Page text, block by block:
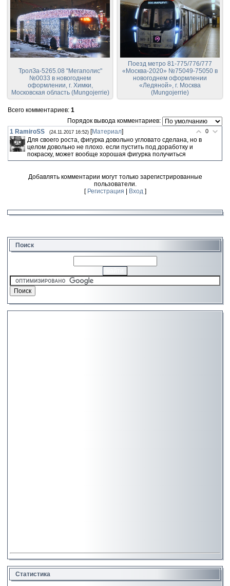
ТролЗа-5265.08 "Мегаполис"
№0033 в новогоднем
оформлении, г. Химки,
Московская область (Mungojerrie)
Поезд метро 81-775/776/777
«Москва-2020» №75049-75050 в
новогоднем оформлении
«Ледяной», г. Москва
(Mungojerrie)
Всего комментариев: 1
Порядок вывода комментариев:
0
1 RamiroSS (24.11.2017 16:52) [Материал]
Для своего роста, фигурка довольно угловато сделана, но в
целом довольно не плохо. если пустить под доработку и
покраску, может вообще хорошая фигурка получиться
Добавлять комментарии могут только зарегистрированные
пользователи.
[ Регистрация Вход]
Поиск
Статистика